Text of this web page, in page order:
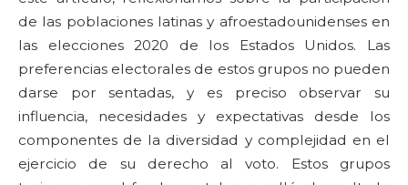
de las poblaciones latinas y afroestadounidenses en
las elecciones 2020 de los Estados Unidos. Las
preferencias electorales de estos grupos no pueden
darse por sentadas, y es preciso observar su
influencia, necesidades y expectativas desde los
componentes de la diversidad y complejidad en el
ejercicio de su derecho al voto. Estos grupos